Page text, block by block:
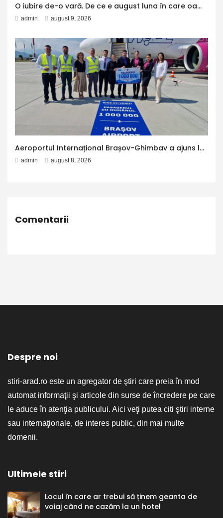
O iubire de-o vară. De ce e august luna în care oamenii își reevaluează relațiile și se despart – Aleph News
admin august 9, 2026
Aeroportul Internațional Brașov-Ghimbav a ajuns la 1 milion de pasageri – Aleph News
admin august 8, 2026
Comentarii
Despre noi
stiri-arad.ro este un agregator de ştiri care preia în mod
automat informaţii şi articole din surse de încredere pe care
le aduce în atenţia publicului. Aici veţi putea citi ştiri interne
sau internaţionale, de interes public, din mai multe
domenii.
Ultimele stiri
Locul în care ar trebui să ținem geanta de
voiaj când ne cazăm la un hotel